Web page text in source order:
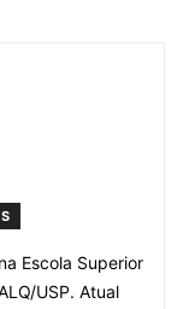
Escola Superior
USP. Atual